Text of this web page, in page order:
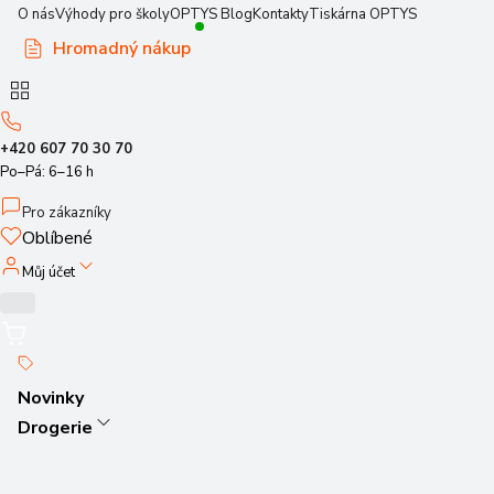
O násVýhody pro školyOPTYS BlogKontaktyTiskárna OPTYS
Hromadný nákup
+420 607 70 30 70
Po–Pá: 6–16 h
Pro zákazníky
Oblíbené
Můj účet
Novinky
Drogerie